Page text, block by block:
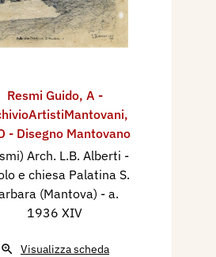
Resmi Guido, A -
,
- Disegno Mantovano
Arch. L.B. Alberti -
e chiesa Palatina S.
(Mantova) - a.
1936 XIV
Visualizza scheda